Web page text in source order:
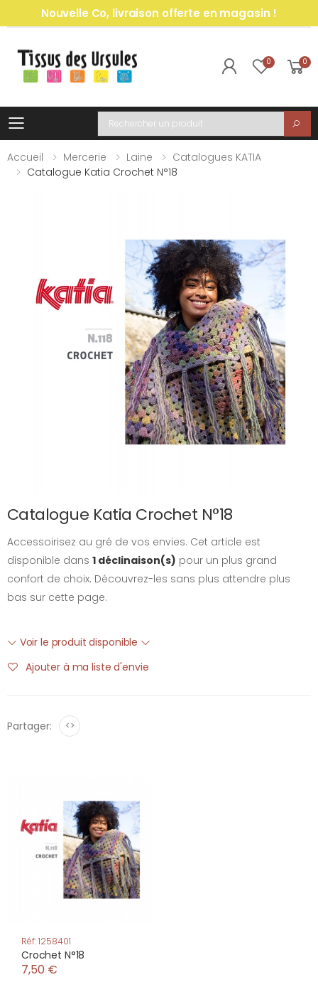
Nouvelle Co, livraison offerte en magasin !
0 0
Toggle mobile menu
Recherche
Accueil
Mercerie Laine
Catalogues KATIA
Catalogue Katia Crochet N°18
Catalogue Katia Crochet N°18
Accessoirisez au gré de vos envies. Cet article est
disponible dans 1 déclinaison(s) pour un plus grand
confort de choix. Découvrez-les sans plus attendre plus
bas sur cette page.
Voir le produit disponible
Ajouter à ma liste d'envie
Partager: <>
Réf: 1258401
Crochet N°18
7,50 €